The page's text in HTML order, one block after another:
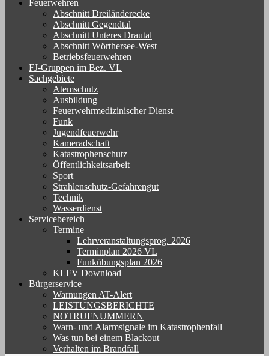
Feuerwehren
Abschnitt Dreiländerecke
Abschnitt Gegendtal
Abschnitt Unteres Drautal
Abschnitt Wörthersee-West
Betriebsfeuerwehren
FJ-Gruppen im Bez. VL
Sachgebiete
Atemschutz
Ausbildung
Feuerwehrmedizinischer Dienst
Funk
Jugendfeuerwehr
Kameradschaft
Katastrophenschutz
Öffentlichkeitsarbeit
Sport
Strahlenschutz-Gefahrengut
Technik
Wasserdienst
Servicebereich
Termine
Lehrveranstaltungsprog. 2026
Terminplan 2026 VL
Funkübungsplan 2026
KLFV Download
Bürgerservice
Warnungen AT-Alert
LEISTUNGSBERICHTE
NOTRUFNUMMERN
Warn- und Alarmsignale im Katastrophenfall
Was tun bei einem Blackout
Verhalten im Brandfall